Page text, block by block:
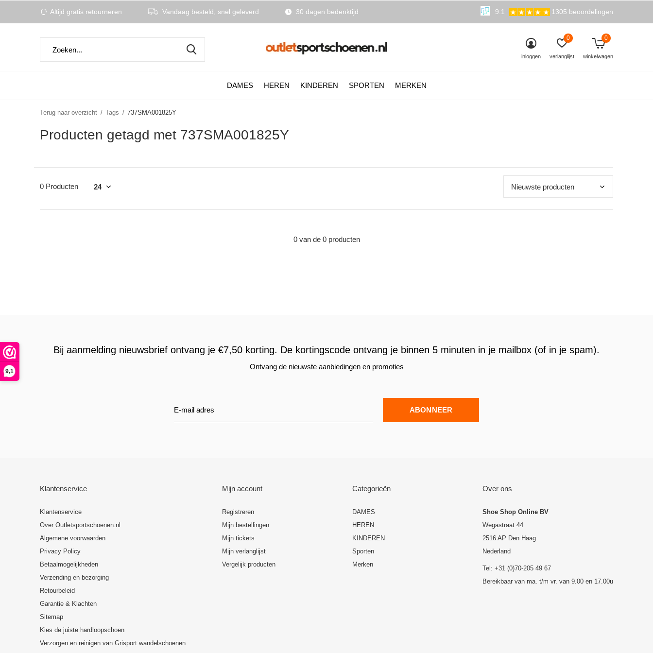
9,1
DAMES HEREN KINDEREN SPORTEN MERKEN
inloggen verlanglijst
0
winkelwagen
0
Altijd gratis retourneren Vandaag besteld, snel geleverd 30 dagen bedenktijd 9.1 1305 beoordelingen
Terug naar overzicht Tags 737SMA001825Y
Producten getagd met 737SMA001825Y
0 Producten
0 van de 0 producten
Bij aanmelding nieuwsbrief ontvang je €7,50 korting. De kortingscode ontvang je binnen 5 minuten in je mailbox (of in je spam).
Ontvang de nieuwste aanbiedingen en promoties
ABONNEER
Klantenservice
Klantenservice
Over Outletsportschoenen.nl
Algemene voorwaarden
Privacy Policy
Betaalmogelijkheden
Verzending en bezorging
Retourbeleid
Garantie & Klachten
Sitemap
Kies de juiste hardloopschoen
Verzorgen en reinigen van Grisport wandelschoenen
Mijn account
Registreren
Mijn bestellingen
Mijn tickets
Mijn verlanglijst
Vergelijk producten
Categorieën
DAMES
HEREN
KINDEREN
Sporten
Merken
Over ons
Shoe Shop Online BV
Wegastraat 44
2516 AP Den Haag
Nederland
Tel: +31 (0)70-205 49 67
Bereikbaar van ma. t/m vr. van 9.00 en 17.00u